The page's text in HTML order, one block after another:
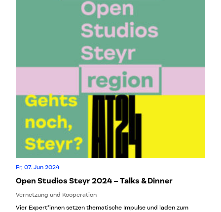
Fr, 07. Jun 2024
Open Studios Steyr 2024 – Talks & Dinner
Vernetzung und Kooperation
Vier Expert*innen setzen thematische Impulse und laden zum